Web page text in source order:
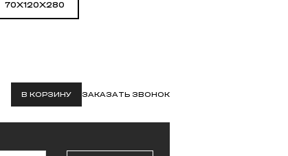
70X120X280
В КОРЗИНУ ЗАКАЗАТЬ ЗВОНОК